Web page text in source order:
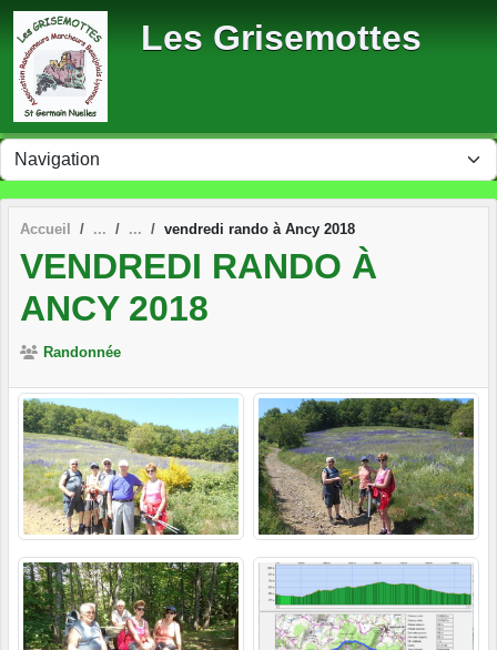
Les Grisemottes
Accueil vendredi rando à Ancy 2018
VENDREDI RANDO À
ANCY 2018
Randonnée
Panneau de gestion des cookies